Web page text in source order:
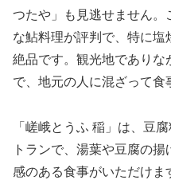
つたや」も見逃せません
な鮎料理が評判で、特に
絶品です。観光地であり
で、地元の人に混ざって食
「嵯峨とうふ 稲」は、豆
トランで、湯葉や豆腐の
感のある食事がいただけ